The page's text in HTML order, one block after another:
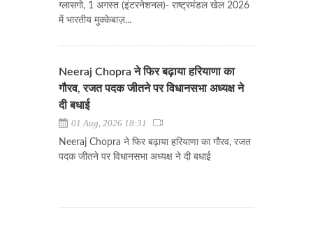
ग्लासगो, 1 अगस्त (इंटरनेशनल)- राष्ट्रमंडल खेल 2026
में भारतीय मुक्केबाज़...
Neeraj Chopra ने फिर बढ़ाया हरियाणा का
गौरव, रजत पदक जीतने पर विधानसभा अध्यक्ष ने
दी बधाई
01 Aug, 2026 18:31
Neeraj Chopra ने फिर बढ़ाया हरियाणा का गौरव, रजत
पदक जीतने पर विधानसभा अध्यक्ष ने दी बधाई